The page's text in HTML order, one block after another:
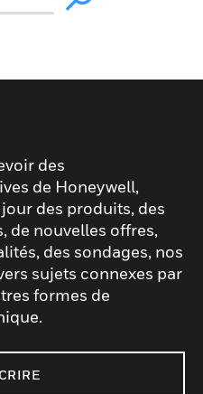
des
de Honeywell,
des produits, des
de nouvelles offres,
des sondages, nos
sujets connexes par
formes de